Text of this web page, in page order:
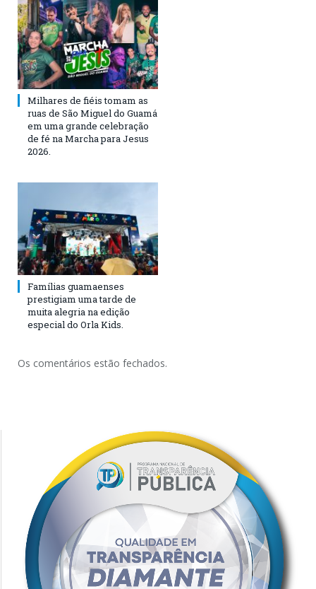
Milhares de fiéis tomam as
ruas de São Miguel do Guamá
em uma grande celebração
de fé na Marcha para Jesus
2026.
Famílias guamaenses
prestigiam uma tarde de
muita alegria na edição
especial do Orla Kids.
Os comentários estão fechados.